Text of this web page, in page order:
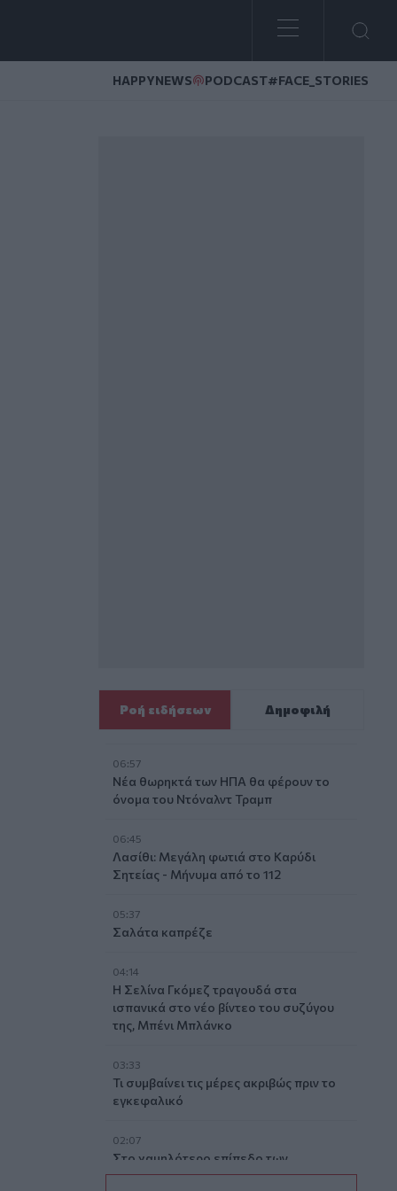
HAPPYNEWS PODCAST#FACE_STORIES
Ροή ειδήσεων Δημοφιλή
06:57
Νέα θωρηκτά των ΗΠΑ θα φέρουν το
όνομα του Ντόναλντ Τραμπ
06:45
Λασίθι: Μεγάλη φωτιά στο Καρύδι
Σητείας - Μήνυμα από το 112
05:37
Σαλάτα καπρέζε
04:14
Η Σελίνα Γκόμεζ τραγουδά στα
ισπανικά στο νέο βίντεο του συζύγου
της, Μπένι Μπλάνκο
03:33
Τι συμβαίνει τις μέρες ακριβώς πριν το
εγκεφαλικό
02:07
Στο χαμηλότερο επίπεδο των
τελευταίων 13 ετών η αγορά